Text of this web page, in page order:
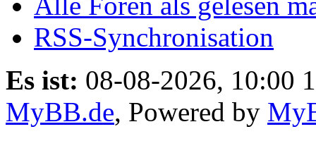
RSS-Synchronisation
Es ist: 08-08-2026, 10:00
MyBB.de, Powered by